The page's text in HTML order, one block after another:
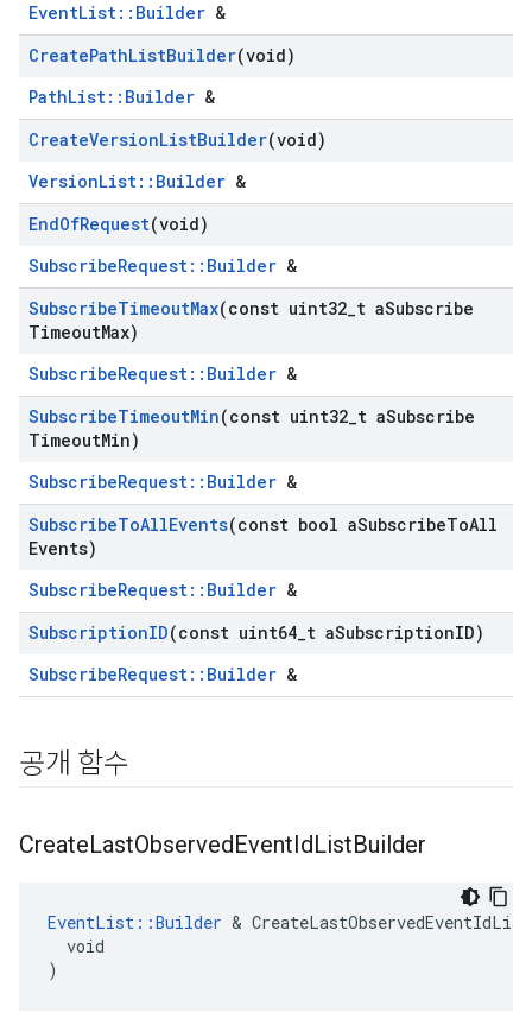
EventList::Builder &
CreatePathListBuilder(void)
PathList::Builder &
CreateVersionListBuilder(void)
VersionList::Builder &
EndOfRequest(void)
SubscribeRequest::Builder &
SubscribeTimeoutMax(const uint32 t aSubscribe
TimeoutMax)
SubscribeRequest::Builder &
SubscribeTimeoutMin(const uint32 t aSubscribe
TimeoutMin)
SubscribeRequest::Builder &
SubscribeToAllEvents(const bool aSubscribeToAll
Events)
SubscribeRequest::Builder &
SubscriptionID(const uint64 t aSubscriptionID)
SubscribeRequest::Builder &
공개 함수
CreateLastObservedEventIdListBuilder
EventList::Builder &
  void
)